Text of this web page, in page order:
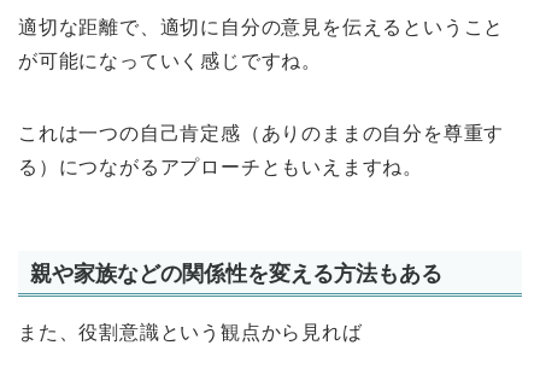
適切な距離で、適切に自分の意見を伝えるということ
が可能になっていく感じですね。
これは一つの自己肯定感（ありのままの自分を尊重す
る）につながるアプローチともいえますね。
親や家族などの関係性を変える方法もある
また、役割意識という観点から見れば